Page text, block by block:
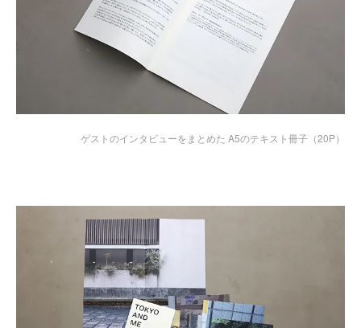
ゲストのインタビューをまとめた A5のテキスト冊子（20P）